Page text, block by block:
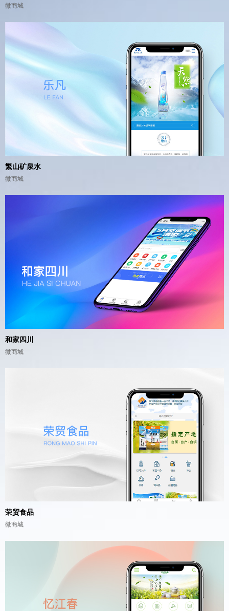
微商城
繁山矿泉水
微商城
和家四川
微商城
荣贸食品
微商城